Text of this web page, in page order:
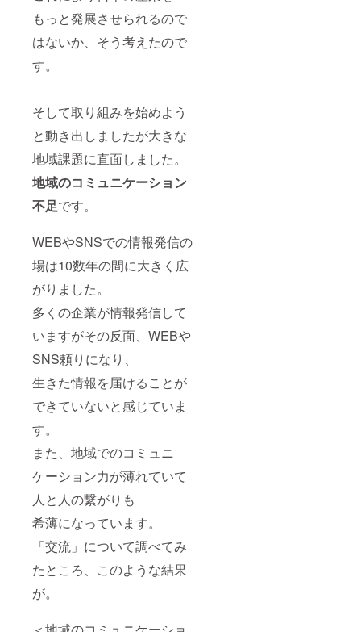
もっと発展させられるので
はないか、そう考えたので
す。
そして取り組みを始めよう
と動き出しましたが大きな
地域課題に直面しました。
地域のコミュニケーション
不足です。
WEBやSNSでの情報発信の
場は10数年の間に大きく広
がりました。
多くの企業が情報発信して
いますがその反面、WEBや
SNS頼りになり、
生きた情報を届けることが
できていないと感じていま
す。
また、地域でのコミュニ
ケーション力が薄れていて
人と人の繋がりも
希薄になっています。
「交流」について調べてみ
たところ、このような結果
が。